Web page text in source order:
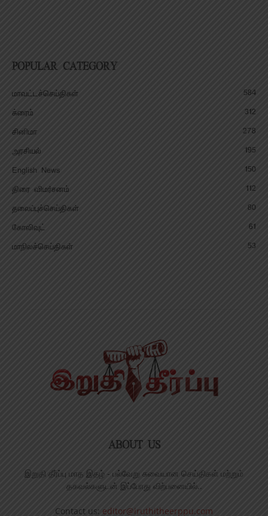
POPULAR CATEGORY
மாவட்டச்செய்திகள்
584
க்ரைம்
312
சினிமா
278
அரசியல்
195
English News
150
திரை விமர்சனம்
112
தலைப்புச்செய்திகள்
80
கோலிவுட்
61
மாநிலச்செய்திகள்
53
ABOUT US
இறுதி தீர்ப்பு மாத இதழ் - பல்வேறு சுவையான செய்திகள் மற்றும்
தகவல்களுடன் இப்போது விற்பனையில்..
Contact us: editor@iruthitheerppu.com